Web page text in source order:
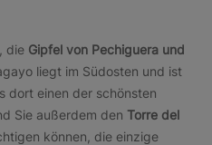
die Gipfel von Pechiguera und
liegt im Südosten und ist
dort einen der schönsten
Sie außerdem den Torre del
können, die einzige